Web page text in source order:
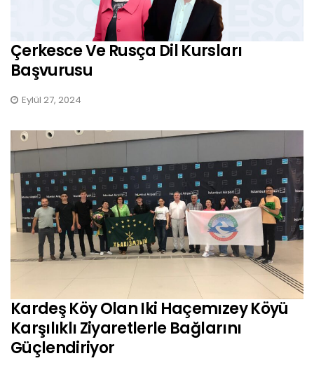
Çerkesce Ve Rusça Dil Kursları
Başvurusu
Eylül 27, 2024
Kardeş Köy Olan Iki Haçemızey Köyü
Karşılıklı Ziyaretlerle Bağlarını
Güçlendiriyor